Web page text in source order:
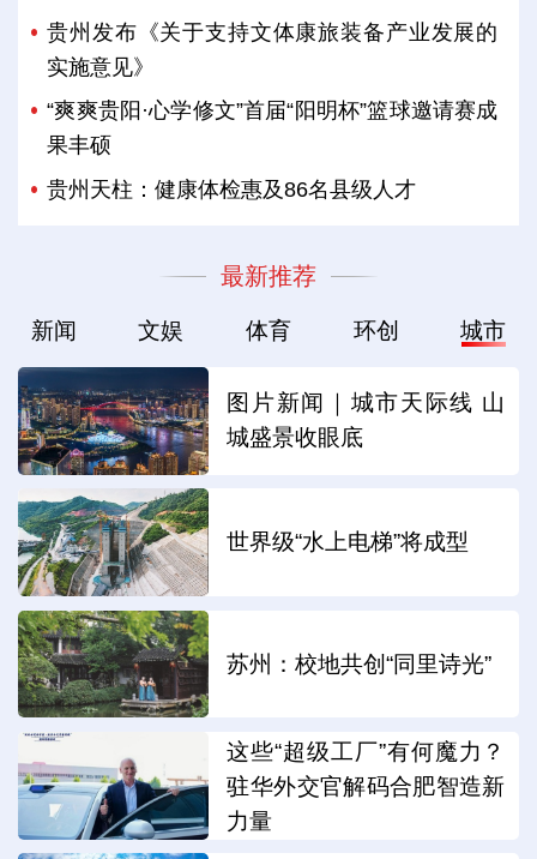
贵州发布《关于支持文体康旅装备产业发展的
实施意见》
“爽爽贵阳·心学修文”首届“阳明杯”篮球邀请赛成
果丰硕
贵州天柱：健康体检惠及86名县级人才
最新推荐
新闻 文娱 体育 环创 城市
图片新闻｜城市天际线 山
城盛景收眼底
世界级“水上电梯”将成型
苏州：校地共创“同里诗光”
这些“超级工厂”有何魔力？
驻华外交官解码合肥智造新
力量